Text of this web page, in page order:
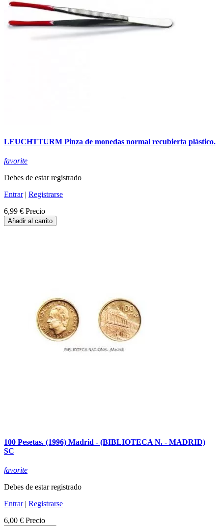
LEUCHTTURM Pinza de monedas normal recubierta plástico.
favorite
Debes de estar registrado
Entrar| Registrarse
6,99 € Precio
Añadir al carrito
100 Pesetas. (1996) Madrid - (BIBLIOTECA N. - MADRID)
SC
favorite
Debes de estar registrado
Entrar| Registrarse
6,00 € Precio